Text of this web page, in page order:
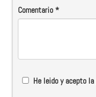
Comentario*
He leido y acepto la